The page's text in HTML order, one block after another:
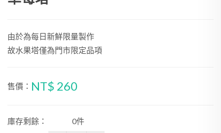
由於為每日新鮮限量製作
故水果塔僅為門市限定品項
售價： NT$ 260
庫存剩餘： 0件